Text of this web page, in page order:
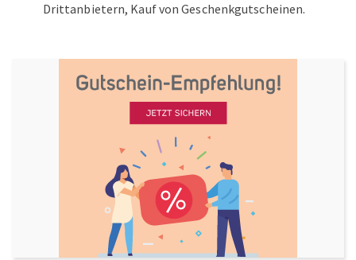
Drittanbietern, Kauf von Geschenkgutscheinen.